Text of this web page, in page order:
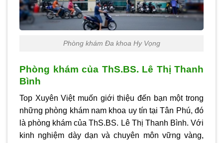
Phòng khám Đa khoa Hy Vọng
Phòng khám của ThS.BS. Lê Thị Thanh
Bình
Top Xuyên Việt muốn giới thiệu đến bạn một trong
những phòng khám nam khoa uy tín tại Tân Phú, đó
là phòng khám của ThS.BS. Lê Thị Thanh Bình. Với
kinh nghiệm dày dạn và chuyên môn vững vàng,